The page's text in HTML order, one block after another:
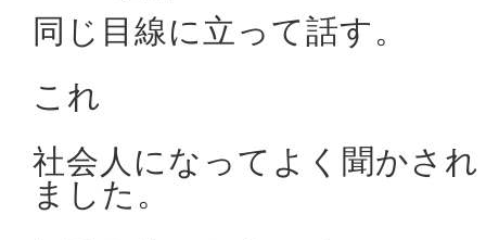
同じ目線に立って話す。
これ
社会人になってよく聞かされ
ました。